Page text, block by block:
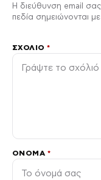
Η διεύθυνση email
πεδία σημειώνονται με
ΣΧΌΛΙΟ*
ΌΝΟΜΑ *